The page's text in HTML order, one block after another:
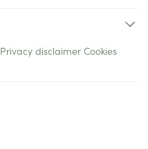
Privacy disclaimer Cookies